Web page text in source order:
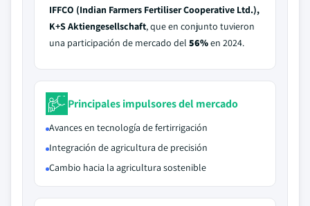
IFFCO (Indian Farmers Fertiliser Cooperative Ltd.),
K+S Aktiengesellschaft, que en conjunto tuvieron
una participación de mercado del 56%en 2024.
Principales impulsores del mercado
Avances en tecnología de fertirrigación
Integración de agricultura de precisión
Cambio hacia la agricultura sostenible